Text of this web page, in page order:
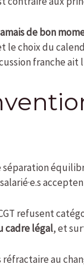
de bon
le choix du
franche ait
séparation
refusent
cadre légal, et
réfractaire au